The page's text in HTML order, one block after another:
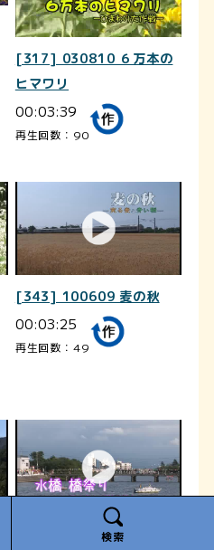
検索
[317] 030810 ６万本の
ヒマワリ
00:03:39
再生回数：90
[343] 100609 麦の秋
00:03:25
再生回数：49
[315] 050723 水橋 橋祭